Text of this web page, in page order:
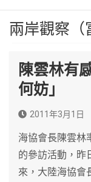
兩岸觀察（
陳雲林有
何妨」
2011年3月1日
海協會長陳雲林
的參訪活動，昨
來，大陸海協會